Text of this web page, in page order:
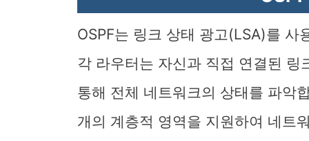
OSPF는 링크 상태 광고(LSA)를 사
각 라우터는 자신과 직접 연결된
통해 전체 네트워크의 상태를 파악
개의 계층적 영역을 지원하여 네트